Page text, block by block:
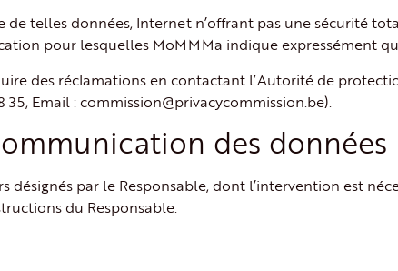
telles données, Internet n’offrant pas une sécurité
pour lesquelles MoMMMa indique expressément
des réclamations en contactant l’Autorité de
Email : commission@privacycommission.be).
des données
par le Responsable, dont l’intervention est
du Responsable.